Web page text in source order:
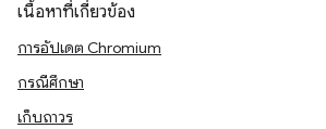
เนื้อหาที่เกี่ยวข้อง
การอัปเดต Chromium
กรณีศึกษา
เก็บถาวร